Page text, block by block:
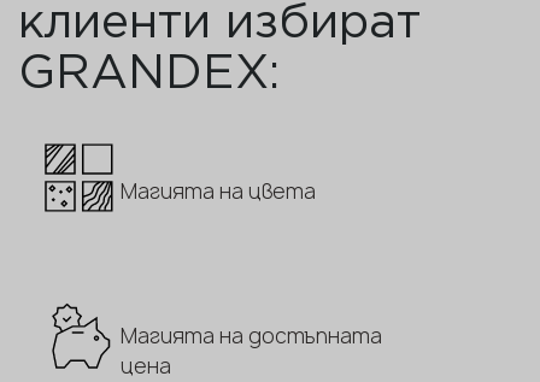
клиенти избират
GRANDEX:
Магията на цвета
Магията на достъпната
цена